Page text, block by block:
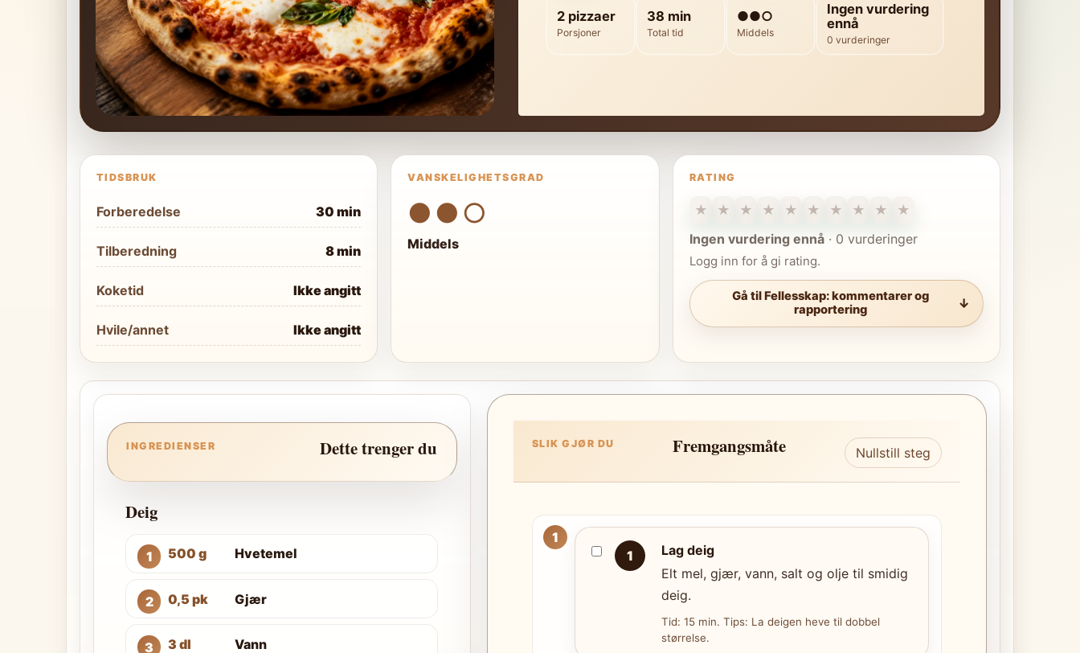
2 pizzaer
Porsjoner
38 min
Total tid
●●○
Middels
Ingen vurdering
ennå
0 vurderinger
TIDSBRUK
Forberedelse 30 min
Tilberedning 8 min
Koketid Ikke angitt
Hvile/annet Ikke angitt
VANSKELIGHETSGRAD
●●○
Middels
RATING
★ ★ ★ ★ ★ ★ ★ ★ ★
★
Ingen vurdering ennå· 0 vurderinger
Logg inn for å gi rating.
Gå til Fellesskap: kommentarer og
rapportering
INGREDIENSER Dette trenger du
Deig
500 g Hvetemel
0,5 pk Gjær
3 dl Vann
SLIK GJØR DU Fremgangsmåte Nullstill steg
1
Lag deig
Elt mel, gjær, vann, salt og olje til smidig
deig.
Tid: 15 min. Tips: La deigen heve til dobbel
størrelse.